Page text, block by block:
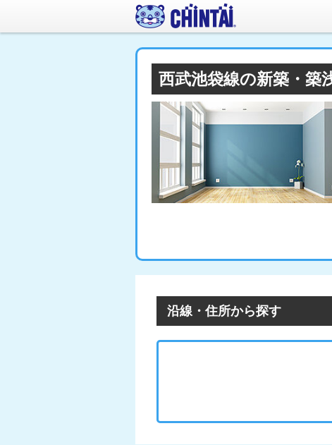
西武池袋線の新築・築
沿線・住所から探す